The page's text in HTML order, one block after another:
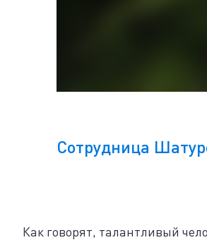
Cотрудница
Как говорят, талантливый